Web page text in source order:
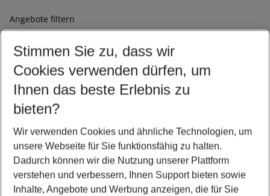
Angebote filtern
Ändern Sie Ihre Kriterien nach Ihren Wünschen
Abflughafen wählen
Beliebiger Abflughafen
Reisezeitraum wählen
11.08.26– 09.08.27 5-8 Nächte
2 Erwachsene Keine Kinder
Mehr Filter anzeigen
Stimmen Sie zu, dass wir
Cookies verwenden dürfen, um
Ihnen das beste Erlebnis zu
bieten?
Wir verwenden Cookies und ähnliche Technologien, um
unsere Webseite für Sie funktionsfähig zu halten.
Dadurch können wir die Nutzung unserer Plattform
verstehen und verbessern, Ihnen Support bieten sowie
Inhalte, Angebote und Werbung anzeigen, die für Sie